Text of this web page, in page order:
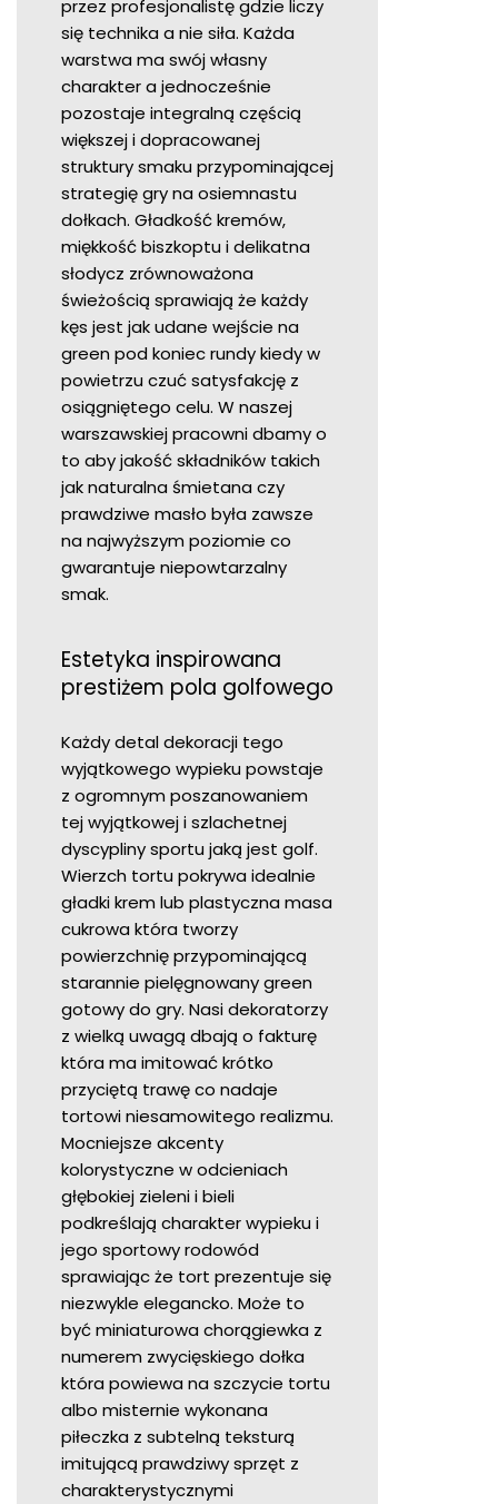
przez profesjonalistę gdzie liczy
się technika a nie siła. Każda
warstwa ma swój własny
charakter a jednocześnie
pozostaje integralną częścią
większej i dopracowanej
struktury smaku przypominającej
strategię gry na osiemnastu
dołkach. Gładkość kremów,
miękkość biszkoptu i delikatna
słodycz zrównoważona
świeżością sprawiają że każdy
kęs jest jak udane wejście na
green pod koniec rundy kiedy w
powietrzu czuć satysfakcję z
osiągniętego celu. W naszej
warszawskiej pracowni dbamy o
to aby jakość składników takich
jak naturalna śmietana czy
prawdziwe masło była zawsze
na najwyższym poziomie co
gwarantuje niepowtarzalny
smak.
Estetyka inspirowana
prestiżem pola golfowego
Każdy detal dekoracji tego
wyjątkowego wypieku powstaje
z ogromnym poszanowaniem
tej wyjątkowej i szlachetnej
dyscypliny sportu jaką jest golf.
Wierzch tortu pokrywa idealnie
gładki krem lub plastyczna masa
cukrowa która tworzy
powierzchnię przypominającą
starannie pielęgnowany green
gotowy do gry. Nasi dekoratorzy
z wielką uwagą dbają o fakturę
która ma imitować krótko
przyciętą trawę co nadaje
tortowi niesamowitego realizmu.
Mocniejsze akcenty
kolorystyczne w odcieniach
głębokiej zieleni i bieli
podkreślają charakter wypieku i
jego sportowy rodowód
sprawiając że tort prezentuje się
niezwykle elegancko. Może to
być miniaturowa chorągiewka z
numerem zwycięskiego dołka
która powiewa na szczycie tortu
albo misternie wykonana
piłeczka z subtelną teksturą
imitującą prawdziwy sprzęt z
charakterystycznymi